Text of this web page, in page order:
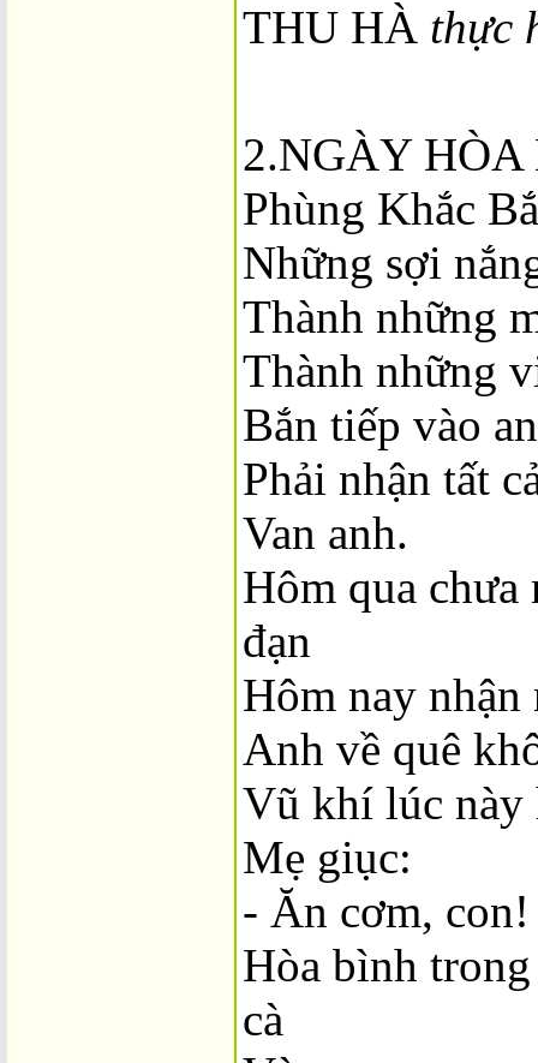
THU HÀ thực
2.NGÀY
Phùng Khắc
Những sợi
Thành những
Thành những
Bắn tiếp vào
Phải nhận tất
Van anh.
Hôm qua
đạn
Hôm nay
Anh về quê
Vũ khí lúc này
Mẹ giục:
- Ăn cơm, con!
Hòa bình
cà